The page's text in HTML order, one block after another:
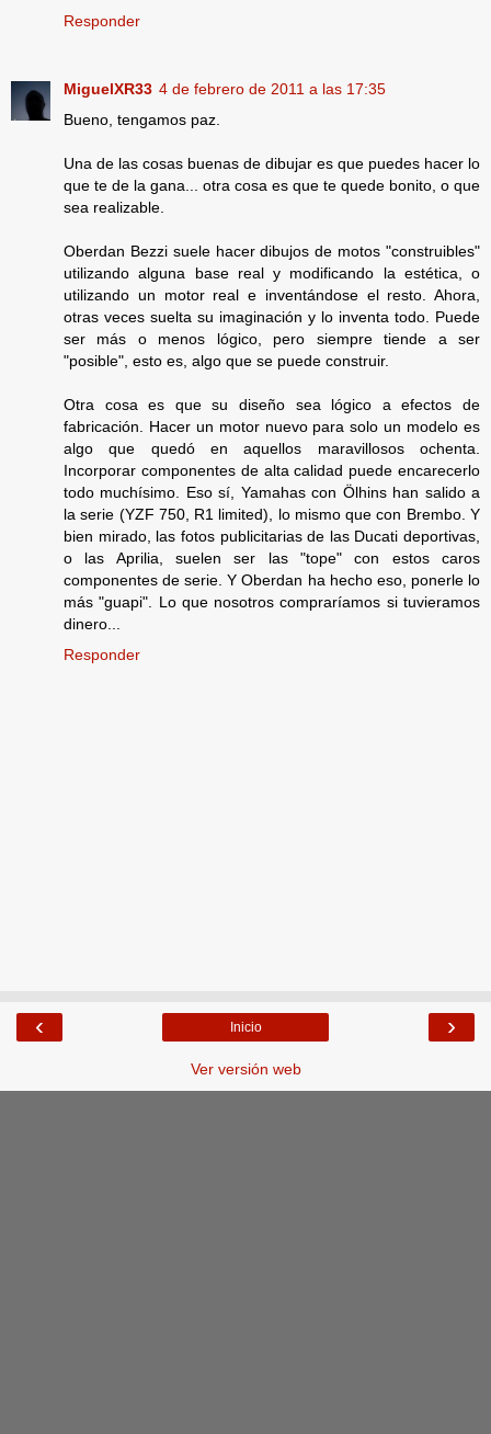
Responder
MiguelXR33 4 de febrero de 2011 a las 17:35
Bueno, tengamos paz.
Una de las cosas buenas de dibujar es que puedes hacer lo
que te de la gana... otra cosa es que te quede bonito, o que
sea realizable.
Oberdan Bezzi suele hacer dibujos de motos "construibles"
utilizando alguna base real y modificando la estética, o
utilizando un motor real e inventándose el resto. Ahora,
otras veces suelta su imaginación y lo inventa todo. Puede
ser más o menos lógico, pero siempre tiende a ser
"posible", esto es, algo que se puede construir.
Otra cosa es que su diseño sea lógico a efectos de
fabricación. Hacer un motor nuevo para solo un modelo es
algo que quedó en aquellos maravillosos ochenta.
Incorporar componentes de alta calidad puede encarecerlo
todo muchísimo. Eso sí, Yamahas con Ölhins han salido a
la serie (YZF 750, R1 limited), lo mismo que con Brembo. Y
bien mirado, las fotos publicitarias de las Ducati deportivas,
o las Aprilia, suelen ser las "tope" con estos caros
componentes de serie. Y Oberdan ha hecho eso, ponerle lo
más "guapi". Lo que nosotros compraríamos si tuvieramos
dinero...
Responder
‹ ›
Inicio
Ver versión web